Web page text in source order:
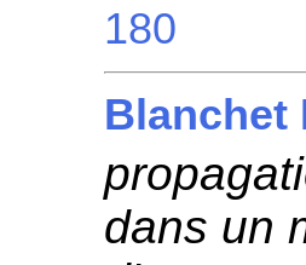
180
Blanchet
dans un